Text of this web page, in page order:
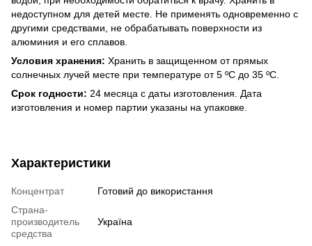
недоступном для детей месте. Не применять одновременно с
другими средствами, не обрабатывать поверхности из
алюминия и его сплавов.
Условия хранения: Хранить в защищенном от прямых
солнечных лучей месте при температуре от 5 ºС до 35 ºС.
Срок годности: 24 месяца с даты изготовления. Дата
изготовления и номер партии указаны на упаковке.
Характеристики
Концентрат
Готовий до використання
Страна-
производитель
средства
Україна